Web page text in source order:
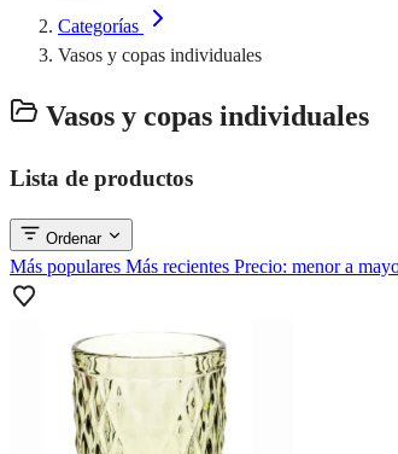
Categorías
Vasos y copas individuales
Vasos y copas individuales
Lista de productos
Ordenar
Más populares Más recientes Precio: menor a